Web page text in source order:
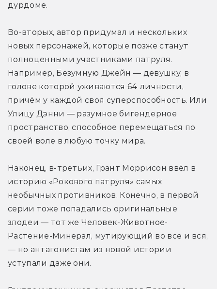
дурдоме.
Во-вторых, автор придумал и нескольких
новых персонажей, которые позже станут
полноценными участниками патруля.
Например, Безумную Джейн — девушку, в
голове которой уживаются 64 личности,
причём у каждой своя суперспособность. Или
Улицу Дэнни — разумное бигендерное
пространство, способное перемещаться по
своей воле в любую точку мира.
Наконец, в-третьих, Грант Моррисон ввёл в
историю «Рокового патруля» самых
необычных противников. Конечно, в первой
серии тоже попадались оригинальные
злодеи — тот же Человек-Животное-
Растение-Минерал, мутирующий во всё и вся,
— но антагонистам из новой истории
уступали даже они.